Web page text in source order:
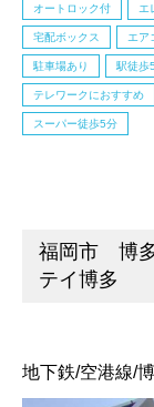
オートロック付 エ
宅配ボックス エア
駐車場あり 駅徒歩
テレワークにおすすめ
スーパー徒歩5分
福岡市 博
テイ博多
地下鉄/空港線/